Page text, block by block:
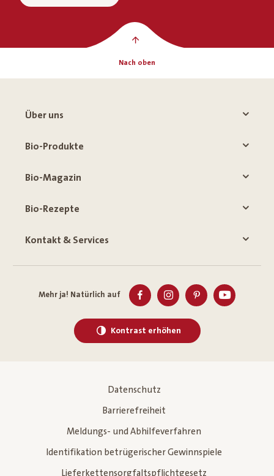
Nach oben
Über uns
Bio-Produkte
Bio-Magazin
Bio-Rezepte
Kontakt & Services
Mehr ja! Natürlich auf
Kontrast erhöhen
Datenschutz
Barrierefreiheit
Meldungs- und Abhilfeverfahren
Identifikation betrügerischer Gewinnspiele
Lieferkettensorgfaltspflichtgesetz